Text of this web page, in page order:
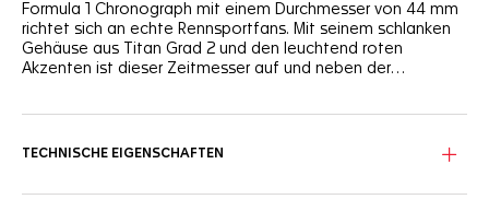
Formula 1 Chronograph mit einem Durchmesser von 44 mm
richtet sich an echte Rennsportfans. Mit seinem schlanken
Gehäuse aus Titan Grad 2 und den leuchtend roten
Akzenten ist dieser Zeitmesser auf und neben der
eines Rennens erinnert. Die Leuchtzeiger und -indizes
TECHNISCHE EIGENSCHAFTEN